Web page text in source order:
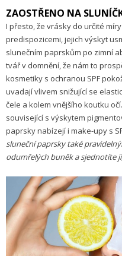
ZAOSTŘENO NA
I přesto, že vrásky do určité
predispozicemi, jejich výskyt
slunečním paprskům po zimní
tvář v domnění, že nám to
kosmetiky s ochranou SPF
uvadají vlivem snižující se
čele a kolem vnějšího koutku
související s výskytem
paprsky nabízejí i make-upy s
sluneční paprsky také
odumřelých buněk a sjednotíte